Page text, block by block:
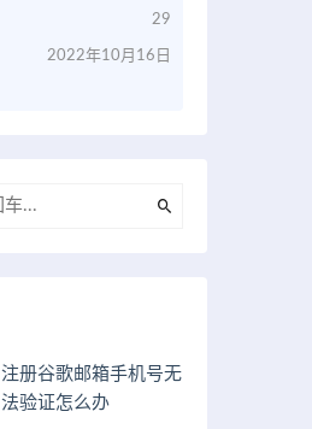
29
2022年10月16日
注册谷歌邮箱手机号无
法验证怎么办